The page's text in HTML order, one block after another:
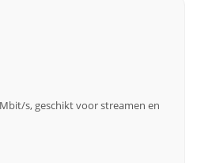
s, geschikt voor streamen en